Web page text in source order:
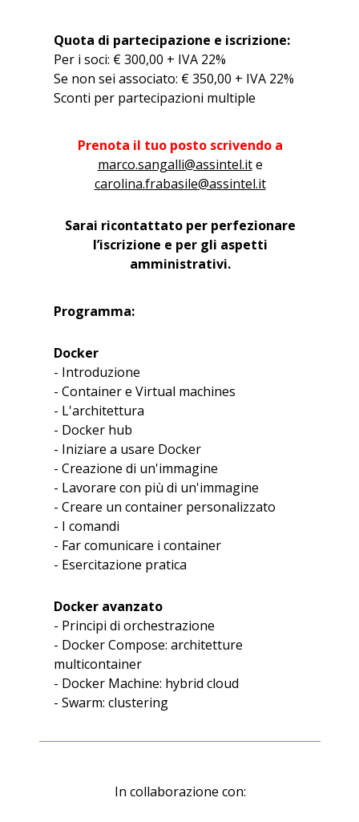
Quota di partecipazione e iscrizione:
Per i soci: € 300,00 + IVA 22%
Se non sei associato: € 350,00 + IVA 22%
Sconti per partecipazioni multiple
Prenota il tuo posto scrivendo a
marco.sangalli@assintel.ite
carolina.frabasile@assintel.it
Sarai ricontattato per perfezionare
l’iscrizione e per gli aspetti
amministrativi.
Programma:
Docker
- Introduzione
- Container e Virtual machines
- L'architettura
- Docker hub
- Iniziare a usare Docker
- Creazione di un'immagine
- Lavorare con più di un'immagine
- Creare un container personalizzato
- I comandi
- Far comunicare i container
- Esercitazione pratica
Docker avanzato
- Principi di orchestrazione
- Docker Compose: architetture
multicontainer
- Docker Machine: hybrid cloud
- Swarm: clustering
In collaborazione con: